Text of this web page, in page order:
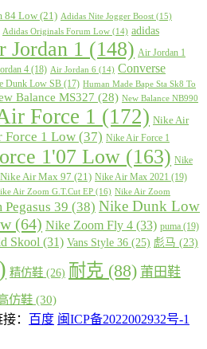
84 Low (21) Adidas Nite Jogger Boost (15)
Adidas Originals Forum Low (14) adidas
Jordan 1 (148) Air Jordan 1
4 (18) Air Jordan 6 (14) Converse
Dunk Low SB (17) Human Made Bape Sta Sk8 To
Balance MS327 (28) New Balance NB990
Force 1 (172) Nike Air
Force 1 Low (37) Nike Air Force 1
1'07 Low (163) Nike
Nike Air Max 97 (21) Nike Air Max 2021 (19)
Air Zoom G.T.Cut EP (16) Nike Air Zoom
39 (38) Nike Dunk Low
(64) Nike Zoom Fly 4 (33) puma (19)
Skool (31) Vans Style 36 (25) 彪马 (23)
精仿鞋 (26) 耐克 (88) 莆田鞋
仿鞋 (30)
： 百度 闽ICP备2022002932号-1